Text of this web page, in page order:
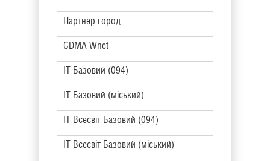
Партнер город
CDMA Wnet
IT Базовий (094)
IT Базовий (міський)
IT Всесвіт Базовий (094)
IT Всесвіт Базовий (міський)